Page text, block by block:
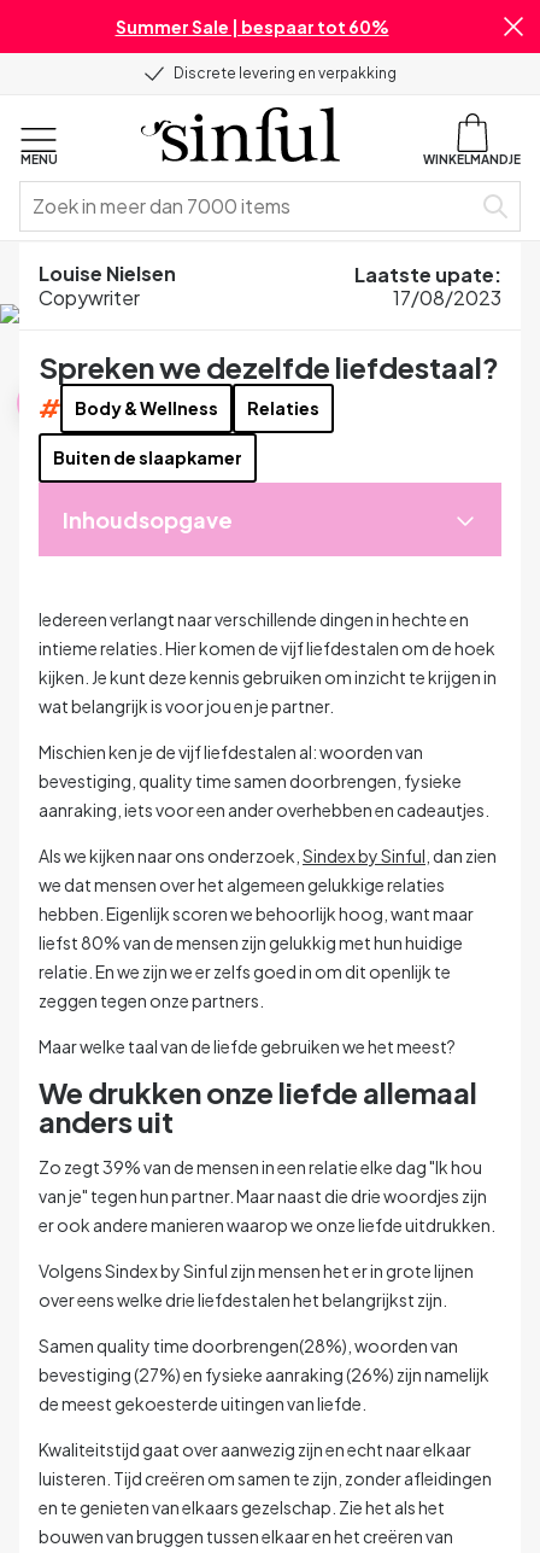
Summer Sale | bespaar tot 60%
Discrete levering en verpakking
MENU WINKELMANDJE
Home Blog
Seksuele Gezondheid
Spreken we dezelfde liefdestaal?
Seksuele Gezondheid
Louise Nielsen
Copywriter
Laatste upate:
17/08/2023
Spreken we dezelfde liefdestaal?
# Body & Wellness Relaties
Buiten de slaapkamer
Inhoudsopgave
Iedereen verlangt naar verschillende dingen in hechte en
intieme relaties. Hier komen de vijf liefdestalen om de hoek
kijken. Je kunt deze kennis gebruiken om inzicht te krijgen in
wat belangrijk is voor jou en je partner.
Mischien ken je de vijf liefdestalen al: woorden van
bevestiging, quality time samen doorbrengen, fysieke
aanraking, iets voor een ander overhebben en cadeautjes.
Als we kijken naar ons onderzoek, Sindex by Sinful , dan zien
we dat mensen over het algemeen gelukkige relaties
hebben. Eigenlijk scoren we behoorlijk hoog, want maar
liefst 80% van de mensen zijn gelukkig met hun huidige
relatie. En we zijn we er zelfs goed in om dit openlijk te
zeggen tegen onze partners.
Maar welke taal van de liefde gebruiken we het meest?
We drukken onze liefde allemaal
anders uit
Zo zegt 39% van de mensen in een relatie elke dag "Ik hou
van je" tegen hun partner. Maar naast die drie woordjes zijn
er ook andere manieren waarop we onze liefde uitdrukken.
Volgens Sindex by Sinful zijn mensen het er in grote lijnen
over eens welke drie liefdestalen het belangrijkst zijn.
Samen quality time doorbrengen(28%), woorden van
bevestiging (27%) en fysieke aanraking (26%) zijn namelijk
de meest gekoesterde uitingen van liefde.
Kwaliteitstijd gaat over aanwezig zijn en echt naar elkaar
luisteren. Tijd creëren om samen te zijn, zonder afleidingen
en te genieten van elkaars gezelschap. Zie het als het
bouwen van bruggen tussen elkaar en het creëren van